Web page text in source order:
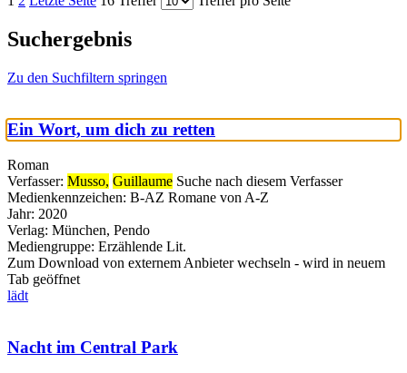
Suchergebnis
Zu den Suchfiltern springen
Ein Wort, um dich zu retten
Roman
Verfasser: Musso, Guillaume Suche nach diesem Verfasser
Medienkennzeichen: B-AZ Romane von A-Z
Jahr: 2020
Verlag: München, Pendo
Mediengruppe: Erzählende Lit.
Zum Download von externem Anbieter wechseln - wird in neuem
Tab geöffnet
lädt
Nacht im Central Park